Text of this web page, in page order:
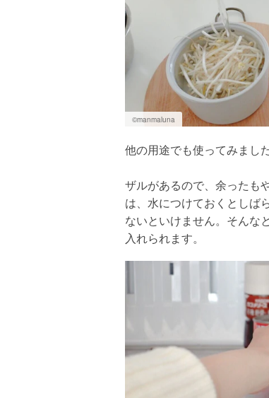
©️manmaluna
他の用途でも使ってみました
ザルがあるので、余ったも
は、水につけておくとしば
ないといけません。そんな
入れられます。